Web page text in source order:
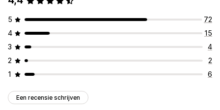
5
72
4
15
3
4
2
2
1
6
Een recensie schrijven